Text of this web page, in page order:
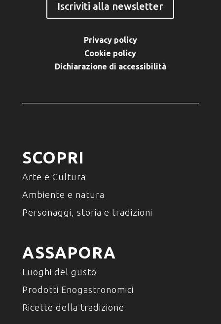
Iscriviti alla newsletter
Privacy policy
Cookie policy
Dichiarazione di accessibilità
SCOPRI
Arte e Cultura
Ambiente e natura
Personaggi, storia e tradizioni
ASSAPORA
Luoghi del gusto
Prodotti Enogastronomici
Ricette della tradizione